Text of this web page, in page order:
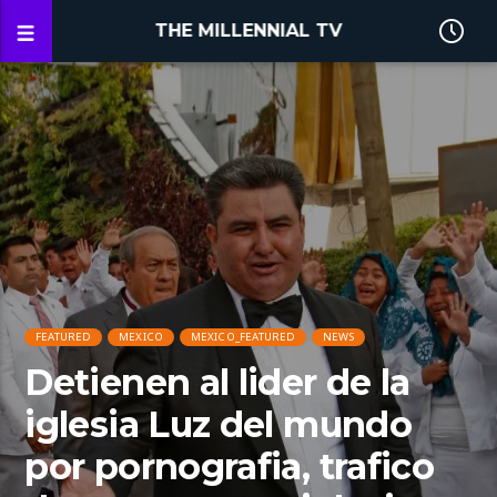
THE MILLENNIAL TV
FEATURED MEXICO MEXICO_FEATURED NEWS
Detienen al lider de la
iglesia Luz del mundo
por pornografia, trafico